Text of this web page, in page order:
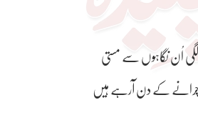
لگی اُن نگاہوں سے مستی
چرانے کے دن آرہے ہیں